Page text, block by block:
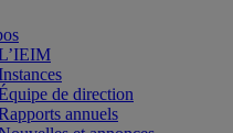
de direction
annuels